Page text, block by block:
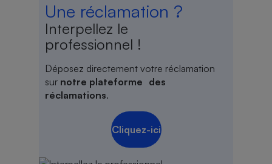
Une réclamation ?
Interpellez le
professionnel !
Déposez directement votre réclamation
sur notre plateforme des
réclamations.
Cliquez-ici